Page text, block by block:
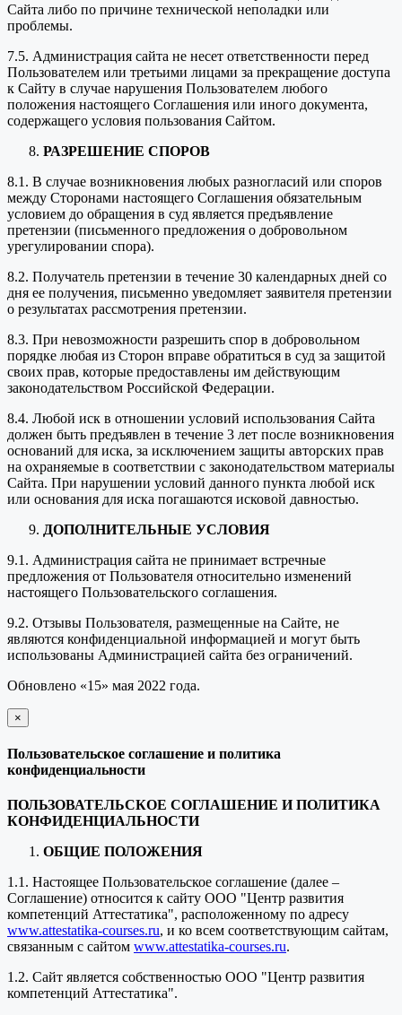
Сайта либо по причине технической неполадки или
проблемы.
7.5. Администрация сайта не несет ответственности перед
Пользователем или третьими лицами за прекращение доступа
к Сайту в случае нарушения Пользователем любого
положения настоящего Соглашения или иного документа,
содержащего условия пользования Сайтом.
РАЗРЕШЕНИЕ СПОРОВ
8.1. В случае возникновения любых разногласий или споров
между Сторонами настоящего Соглашения обязательным
условием до обращения в суд является предъявление
претензии (письменного предложения о добровольном
урегулировании спора).
8.2. Получатель претензии в течение 30 календарных дней со
дня ее получения, письменно уведомляет заявителя претензии
о результатах рассмотрения претензии.
8.3. При невозможности разрешить спор в добровольном
порядке любая из Сторон вправе обратиться в суд за защитой
своих прав, которые предоставлены им действующим
законодательством Российской Федерации.
8.4. Любой иск в отношении условий использования Сайта
должен быть предъявлен в течение 3 лет после возникновения
оснований для иска, за исключением защиты авторских прав
на охраняемые в соответствии с законодательством материалы
Сайта. При нарушении условий данного пункта любой иск
или основания для иска погашаются исковой давностью.
ДОПОЛНИТЕЛЬНЫЕ УСЛОВИЯ
9.1. Администрация сайта не принимает встречные
предложения от Пользователя относительно изменений
настоящего Пользовательского соглашения.
9.2. Отзывы Пользователя, размещенные на Сайте, не
являются конфиденциальной информацией и могут быть
использованы Администрацией сайта без ограничений.
Обновлено «15» мая 2022 года.
×
закрыть
Пользовательское соглашение и политика
конфиденциальности
ПОЛЬЗОВАТЕЛЬСКОЕ СОГЛАШЕНИЕ И ПОЛИТИКА
КОНФИДЕНЦИАЛЬНОСТИ
ОБЩИЕ ПОЛОЖЕНИЯ
1.1. Настоящее Пользовательское соглашение (далее –
Соглашение) относится к сайту ООО "Центр развития
компетенций Аттестатика", расположенному по адресу
www.attestatika-courses.ru, и ко всем соответствующим сайтам,
связанным с сайтом www.attestatika-courses.ru.
1.2. Сайт является собственностью ООО "Центр развития
компетенций Аттестатика".